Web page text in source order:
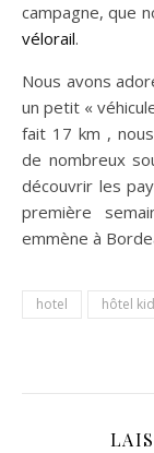
campagne, que
vélorail.
Nous avons
un petit «
fait 17 km ,
de nombreux
découvrir les
première
emmène à
hotel hôtel